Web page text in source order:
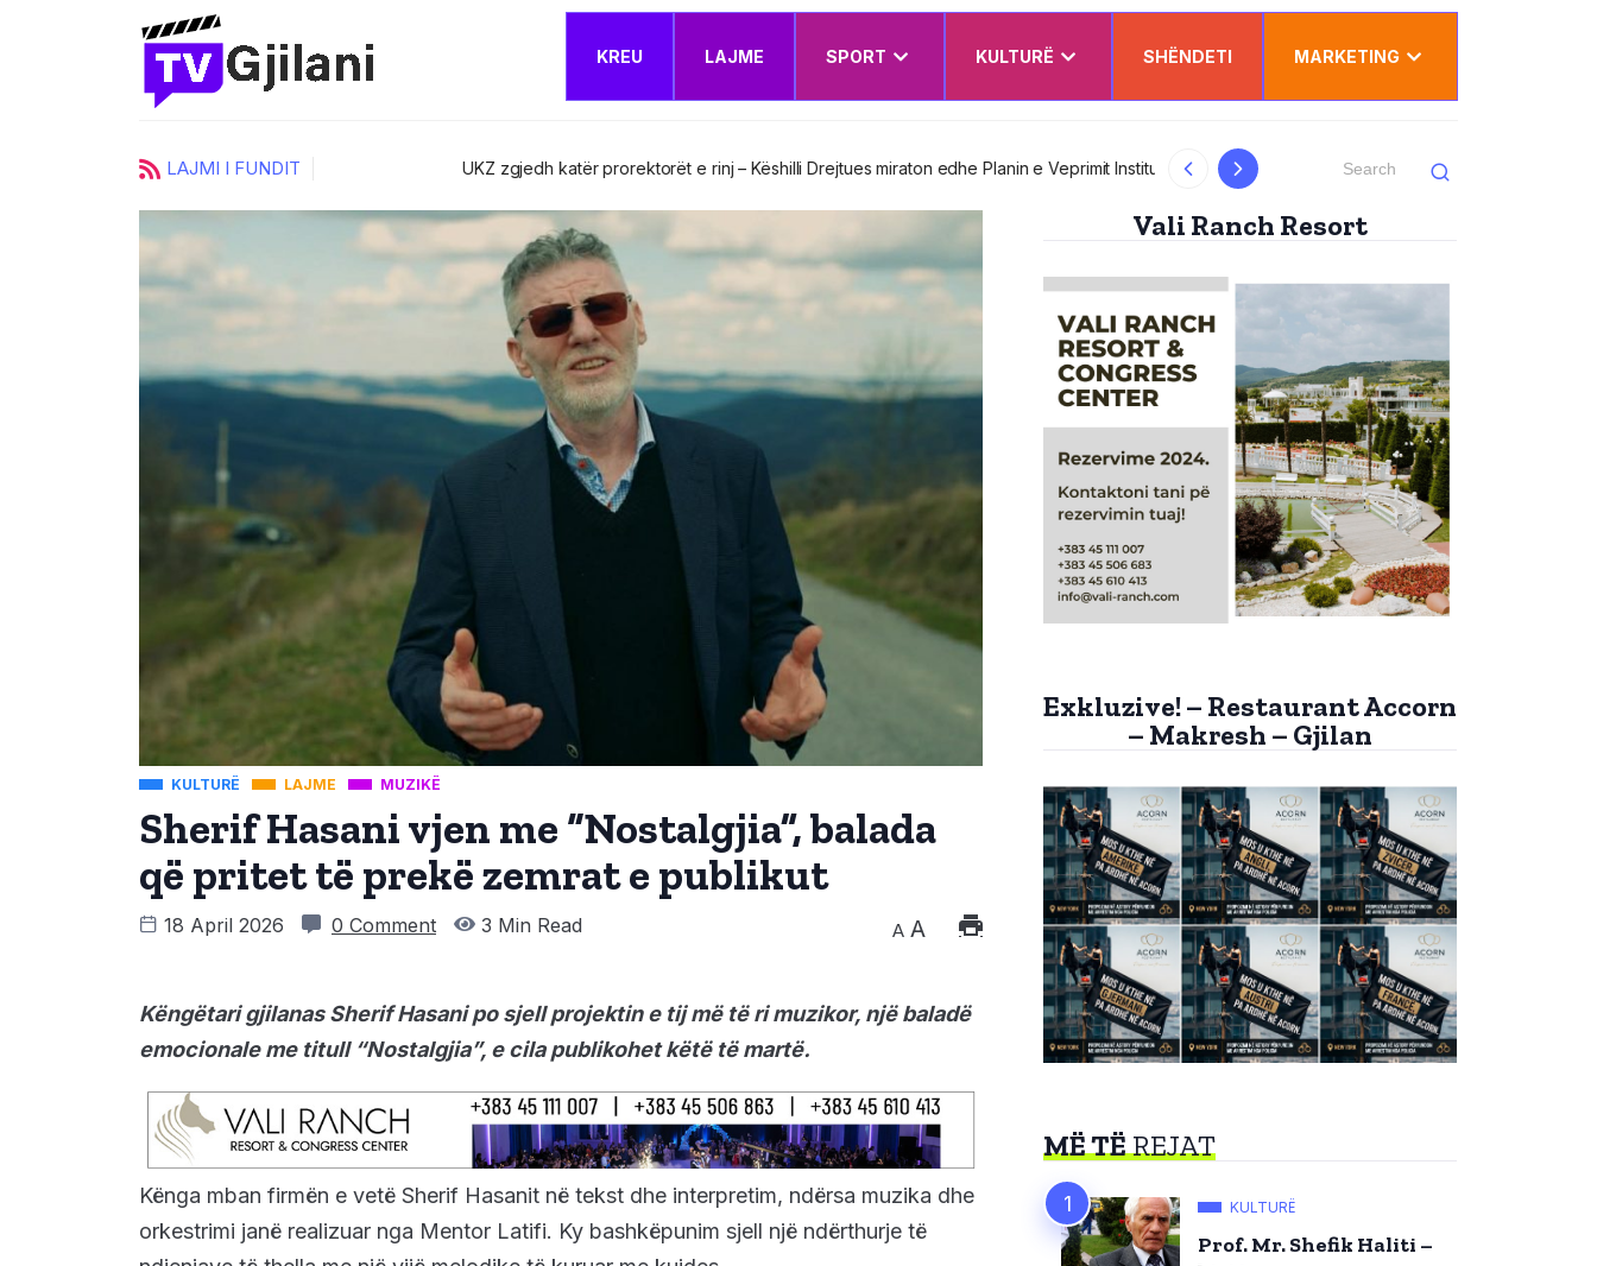
KREU LAJME SPORT KULTURË SHËNDETI MARKETING
LAJMI I FUNDIT UKZ zgjedh katër prorektorët e rinj – Këshilli Drejtues miraton edhe Planin e Veprimit Institucional Kurti uron Dua Lipën për “Sunny Hill”:
KULTURË LAJME MUZIKË
Sherif Hasani vjen me “Nostalgjia”, balada
që pritet të prekë zemrat e publikut
18 April 2026 0 Comment 3 Min Read A A
Këngëtari gjilanas Sherif Hasani po sjell projektin e tij më të ri muzikor, një baladë
emocionale me titull “Nostalgjia”, e cila publikohet këtë të martë.
Kënga mban firmën e vetë Sherif Hasanit në tekst dhe interpretim, ndërsa muzika dhe
orkestrimi janë realizuar nga Mentor Latifi. Ky bashkëpunim sjell një ndërthurje të
Vali Ranch Resort
Exkluzive! – Restaurant Accorn
– Makresh – Gjilan
MË TËREJAT
KULTURË
Prof. Mr. Shefik Haliti –